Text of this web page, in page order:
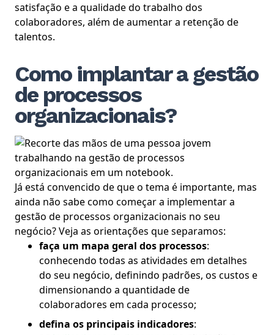
satisfação e a qualidade do trabalho dos
colaboradores, além de aumentar a retenção de
talentos.
Como implantar a gestão
de processos
organizacionais?
Já está convencido de que o tema é importante, mas
ainda não sabe como começar a implementar a
gestão de processos organizacionais no seu
negócio? Veja as orientações que separamos:
faça um mapa geral dos processos:
conhecendo todas as atividades em detalhes
do seu negócio, definindo padrões, os custos e
dimensionando a quantidade de
colaboradores em cada processo;
defina os principais indicadores: